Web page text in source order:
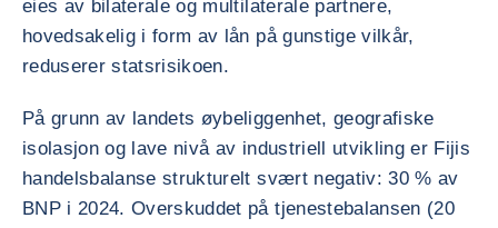
eies av bilaterale og multilaterale partnere,
hovedsakelig i form av lån på gunstige vilkår,
reduserer statsrisikoen.
På grunn av landets øybeliggenhet, geografiske
isolasjon og lave nivå av industriell utvikling er Fijis
handelsbalanse strukturelt svært negativ: 30 % av
BNP i 2024. Overskuddet på tjenestebalansen (20